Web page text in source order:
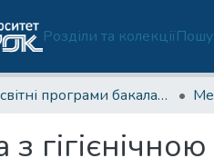
Розділи та колекції
Освітні програми бакалаврату
з